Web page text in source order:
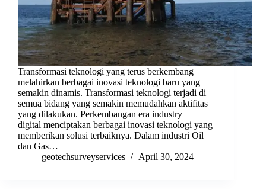
Transformasi teknologi yang terus berkembang
melahirkan berbagai inovasi teknologi baru yang
semakin dinamis. Transformasi teknologi terjadi di
semua bidang yang semakin memudahkan aktifitas
yang dilakukan. Perkembangan era industry
digital menciptakan berbagai inovasi teknologi yang
memberikan solusi terbaiknya. Dalam industri Oil
dan Gas…
geotechsurveyservices
April 30, 2024